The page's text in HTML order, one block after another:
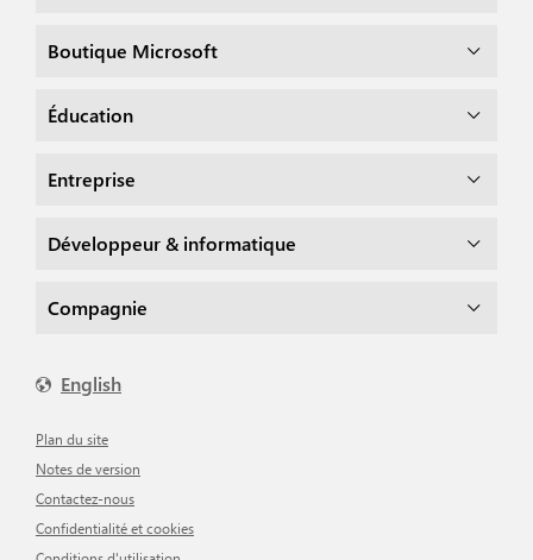
Boutique Microsoft
Éducation
Entreprise
Développeur & informatique
Compagnie
English
Plan du site
Notes de version
Contactez-nous
Confidentialité et cookies